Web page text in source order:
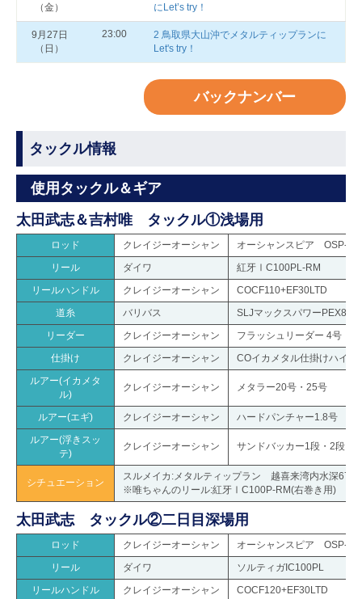
（金）
にLet’s try！
9月27日
（日）
23:00
2 鳥取県大山沖でメタルティップランに
Let's try！
バックナンバー
タックル情報
使用タックル＆ギア
太田武志＆吉村唯 タックル①浅場用
ロッド クレイジーオーシャン
オーシャンスピア OSP-
リール
ダイワ
紅牙ⅠC100PL‐RM
リールハンドル
クレイジーオーシャン
COCF110+EF30LTD
道糸
バリバス
SLJマックスパワーPEX8
リーダー
クレイジーオーシャン
フラッシュリーダー 4号
仕掛け
クレイジーオーシャン
COイカメタル仕掛けハイテ
ルアー(イカメタ
ル)
クレイジーオーシャン メタラー20号・25号
ルアー(エギ) クレイジーオーシャン
ハードパンチャー1.8号
ルアー(浮きスッ
テ)
クレイジーオーシャン サンドバッカー1段・2段
シチュエーション
スルメイカ:メタルティップラン 越喜来湾内水深67m
※唯ちゃんのリール:紅牙ⅠC100P‐RM(右巻き用)
太田武志 タックル②二日目深場用
ロッド クレイジーオーシャン
オーシャンスピア OSP-
リール
ダイワ
ソルティガIC100PL
リールハンドル
クレイジーオーシャン COCF120+EF30LTD